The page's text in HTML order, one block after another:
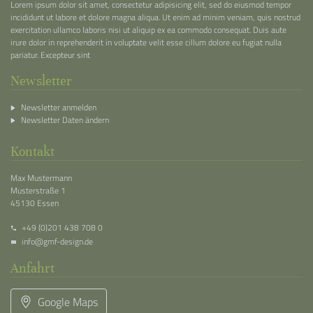
Lorem ipsum dolor sit amet, consectetur adipisicing elit, sed do eiusmod tempor
incididunt ut labore et dolore magna aliqua. Ut enim ad minim veniam, quis nostrud
exercitation ullamco laboris nisi ut aliquip ex ea commodo consequat. Duis aute
irure dolor in reprehenderit in voluptate velit esse cillum dolore eu fugiat nulla
pariatur. Excepteur sint
Newsletter
Newsletter anmelden
Newsletter Daten ändern
Kontakt
Max Mustermann
Musterstraße 1
45130 Essen
+49 (0)201 438 708 0
info@gmf-design.de
Anfahrt
Google Maps